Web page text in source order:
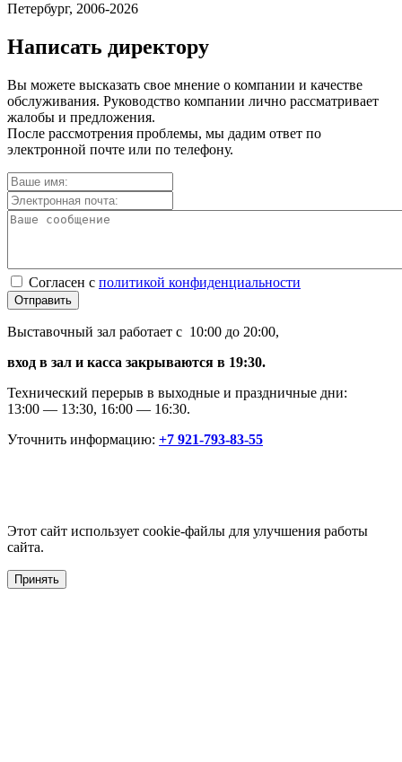
Петербург, 2006-2026
Написать директору
Вы можете высказать свое мнение о компании и качестве
обслуживания. Руководство компании лично рассматривает
жалобы и предложения.
После рассмотрения проблемы, мы дадим ответ по
электронной почте или по телефону.
Согласен с политикой конфиденциальности
Отправить
Выставочный зал работает с 10:00 до 20:00,
вход в зал и касса закрываются в 19:30.
Технический перерыв в выходные и праздничные дни:
13:00 — 13:30, 16:00 — 16:30.
Уточнить информацию: +7 921-793-83-55
Этот сайт использует cookie-файлы для улучшения работы
сайта.
Принять